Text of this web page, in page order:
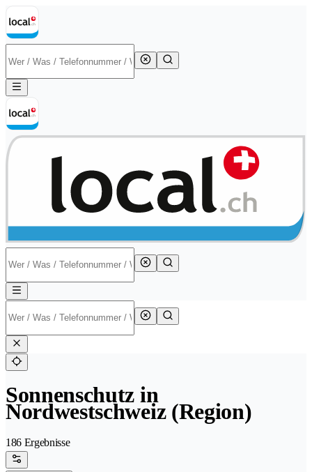
Sonnenschutz in
Nordwestschweiz (Region)
186 Ergebnisse